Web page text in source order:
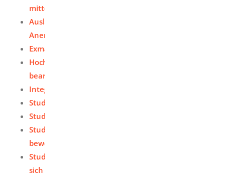
mitteilen
Ausländische Hochschulzugangsberechtigung -
Anerkennung beantragen
Exmatrikulation - Studium beenden
Hochschulzugang für beruflich Qualifizierte
beantragen
Integriertes Auslandsstudium beantragen
Studienplatz - Beurlaubung beantragen
Studienplatz - einschreiben (Immatrikulation)
Studienplatz als ausländischer Studierender - sich
bewerben
Studienplatz ohne Zulassungsbeschränkung -
sich bewerben / einschreiben